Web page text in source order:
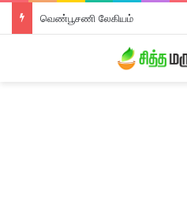
வெண்பூசணி லேகியம்